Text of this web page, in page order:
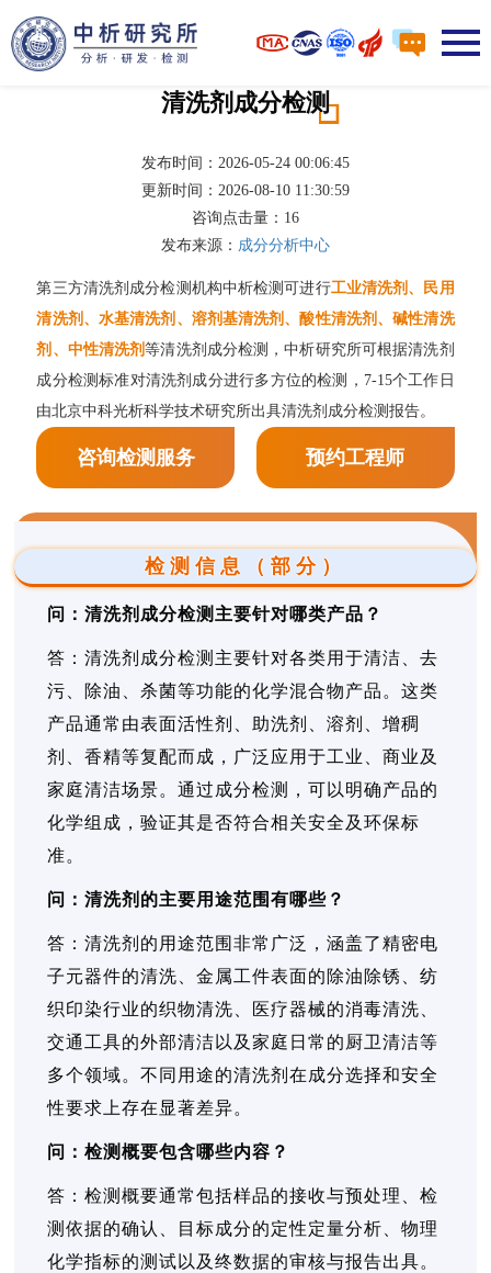
清洗剂成分检测
发布时间：2026-05-24 00:06:45
更新时间：2026-08-10 11:30:59
咨询点击量： 16
发布来源： 成分分析中心
第三方清洗剂成分检测机构中析检测可进行工业清洗剂、民用
清洗剂、水基清洗剂、溶剂基清洗剂、酸性清洗剂、碱性清洗
剂、中性清洗剂等清洗剂成分检测，中析研究所可根据清洗剂
成分检测标准对清洗剂成分进行多方位的检测，7-15个工作日
由北京中科光析科学技术研究所出具清洗剂成分检测报告。
咨询检测服务 预约工程师
检测信息（部分）
问：清洗剂成分检测主要针对哪类产品？
答：清洗剂成分检测主要针对各类用于清洁、去
污、除油、杀菌等功能的化学混合物产品。这类
产品通常由表面活性剂、助洗剂、溶剂、增稠
剂、香精等复配而成，广泛应用于工业、商业及
家庭清洁场景。通过成分检测，可以明确产品的
化学组成，验证其是否符合相关安全及环保标
准。
问：清洗剂的主要用途范围有哪些？
答：清洗剂的用途范围非常广泛，涵盖了精密电
子元器件的清洗、金属工件表面的除油除锈、纺
织印染行业的织物清洗、医疗器械的消毒清洗、
交通工具的外部清洁以及家庭日常的厨卫清洁等
多个领域。不同用途的清洗剂在成分选择和安全
性要求上存在显著差异。
问：检测概要包含哪些内容？
答：检测概要通常包括样品的接收与预处理、检
测依据的确认、目标成分的定性定量分析、物理
化学指标的测试以及终数据的审核与报告出具。